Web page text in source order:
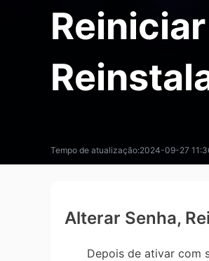
Tempo de atualização:2024-09-27
Alterar Senha,
Depois de ativar com